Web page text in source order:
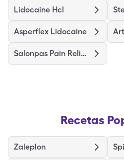
Lidocaine Hcl
Asperflex Lidocaine
Salonpas Pain Relieving
Recetas
Zaleplon